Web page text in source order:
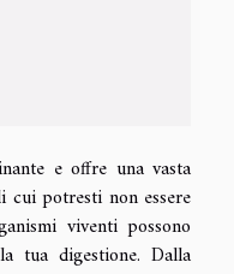
e offre una vasta
cui potresti non essere
viventi possono
tua digestione. Dalla